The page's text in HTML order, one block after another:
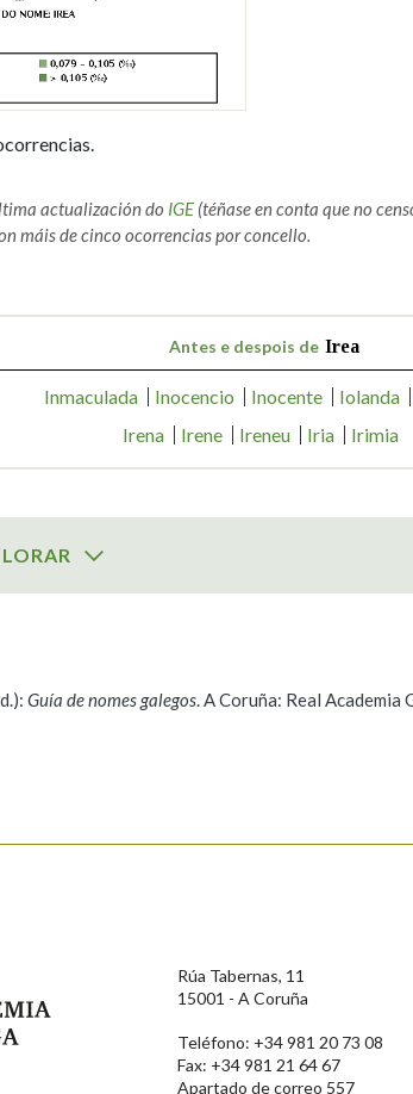
actualización do IGE (téñase en conta que no
máis de cinco ocorrencias por concello.
Antes e despois de Irea
Inmaculada Inocencio Inocente Iolanda
Irena
Irene Ireneu Iria Irimia
Guía de nomes galegos. A Coruña: Real
Rúa Tabernas, 11
15001 - A Coruña
Teléfono: +34 981 20 73 08
Fax: +34 981 21 64 67
Apartado de correo 557